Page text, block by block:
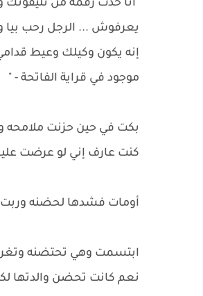
"أنا خدت رقمه من
يعرفوش ... الرجل رحب بيا
إنه يكون وكيلك وعيط
موجود في قراية الفاتحة - "
بكت في حين حزنت ملامحه
كنت عارف إني لو عرضت
أومات فشدها لحضنه وربت
ابتسمت وهي تحتضنه
نعم كانت تحضن والدتها